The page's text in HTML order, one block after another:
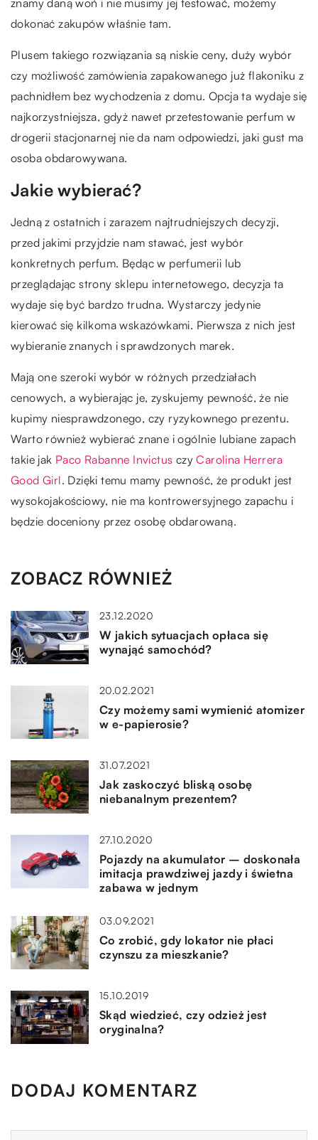
znamy daną woń i nie musimy jej testować, możemy
dokonać zakupów właśnie tam.
Plusem takiego rozwiązania są niskie ceny, duży wybór
czy możliwość zamówienia zapakowanego już flakoniku z
pachnidłem bez wychodzenia z domu. Opcja ta wydaje się
najkorzystniejsza, gdyż nawet przetestowanie perfum w
drogerii stacjonarnej nie da nam odpowiedzi, jaki gust ma
osoba obdarowywana.
Jakie wybierać?
Jedną z ostatnich i zarazem najtrudniejszych decyzji,
przed jakimi przyjdzie nam stawać, jest wybór
konkretnych perfum. Będąc w perfumerii lub
przeglądając strony sklepu internetowego, decyzja ta
wydaje się być bardzo trudna. Wystarczy jedynie
kierować się kilkoma wskazówkami. Pierwsza z nich jest
wybieranie znanych i sprawdzonych marek.
Mają one szeroki wybór w różnych przedziałach
cenowych, a wybierając je, zyskujemy pewność, że nie
kupimy niesprawdzonego, czy ryzykownego prezentu.
Warto również wybierać znane i ogólnie lubiane zapach
takie jak Paco Rabanne Invictus czyCarolina Herrera
Good Girl. Dzięki temu mamy pewność, że produkt jest
wysokojakościowy, nie ma kontrowersyjnego zapachu i
będzie doceniony przez osobę obdarowaną.
ZOBACZ RÓWNIEŻ
23.12.2020
W jakich sytuacjach opłaca się
wynająć samochód?
20.02.2021
Czy możemy sami wymienić atomizer
w e-papierosie?
31.07.2021
Jak zaskoczyć bliską osobę
niebanalnym prezentem?
27.10.2020
Pojazdy na akumulator – doskonała
imitacja prawdziwej jazdy i świetna
zabawa w jednym
03.09.2021
Co zrobić, gdy lokator nie płaci
czynszu za mieszkanie?
15.10.2019
Skąd wiedzieć, czy odzież jest
oryginalna?
DODAJ KOMENTARZ